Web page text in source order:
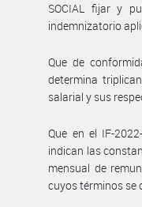
SOCIAL fijar y
indemnizatorio
Que de
determina
salarial y sus
Que en el IF-
indican las
mensual de
cuyos términos se